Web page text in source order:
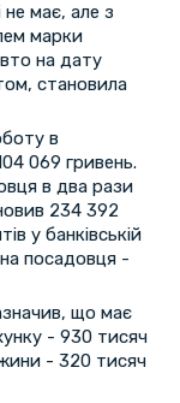
має, але з
марки
на дату
становила
в
069 гривень.
в два рази
234 392
у банківській
посадовця -
що має
- 930 тисяч
- 320 тисяч